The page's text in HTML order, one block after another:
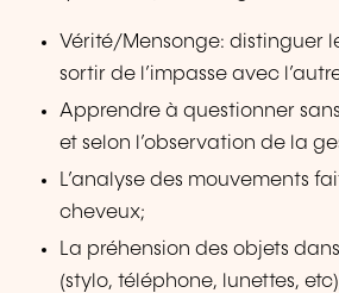
Vérité/Mensonge: distinguer
sortir de l’impasse avec
Apprendre à questionner
et selon l’observation de la
L’analyse des mouvements
cheveux;
La préhension des objets
(stylo, téléphone, lunettes,